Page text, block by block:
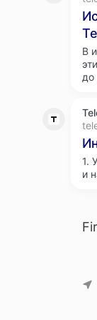
В
до
1.
и